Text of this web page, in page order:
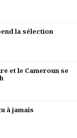
la sélection
et le Cameroun se
à jamais